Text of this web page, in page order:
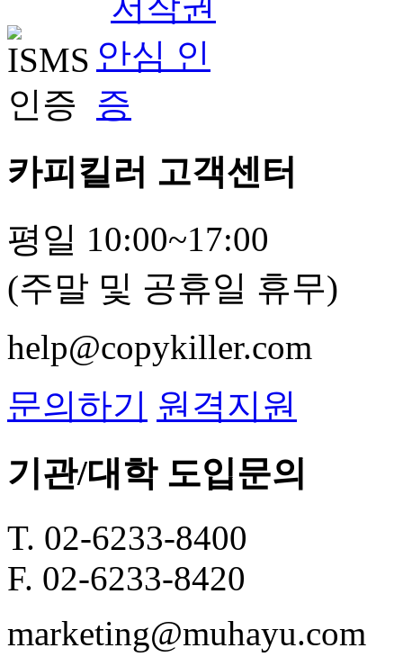
카피킬러 고객센터
평일 10:00~17:00
(주말 및 공휴일 휴무)
help@copykiller.com
문의하기 원격지원
기관/대학 도입문의
T. 02-6233-8400
F. 02-6233-8420
marketing@muhayu.com